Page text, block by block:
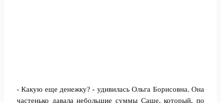
- Какую еще денежку? - удивилась Ольга Борисовна. Она
частенько давала небольшие суммы Саше, который, по